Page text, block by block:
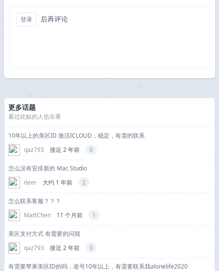
登录 后再评论
更多话题
看过此贴的人也在看
10年以上的美区ID 激活ICLOUD，稳定，有需的联系
qaz793
接近 2 年前 0
怎么没有安排新的 Mac Studio
iteer
大约 1 年前 2
怎么联系客服？？？
MattChen
11 个月前 1
美区支付方式 有需要的问我
qaz793
接近 2 年前 0
有需要苹果美区ID的吗，老号10年以上，有需要联系我alonelife2020